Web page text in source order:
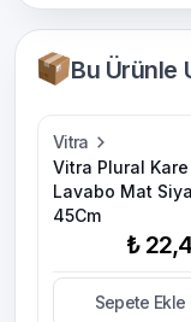
Bu Ürünle
Vitra
Vitra Plural
Lavabo Mat
45Cm
₺
Sepete Ekle